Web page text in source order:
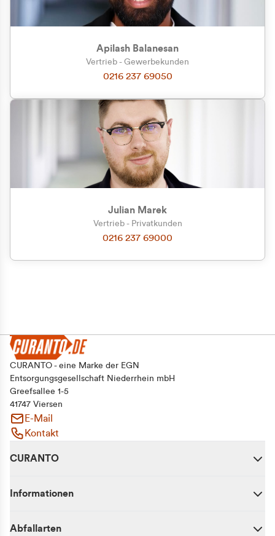
Apilash Balanesan
Vertrieb - Gewerbekunden
0216 237 69050
Julian Marek
Vertrieb - Privatkunden
0216 237 69000
CURANTO - eine Marke der EGN
Entsorgungsgesellschaft Niederrhein mbH
Greefsallee 1-5
41747 Viersen
E-Mail
Kontakt
CURANTO
Informationen
Abfallarten